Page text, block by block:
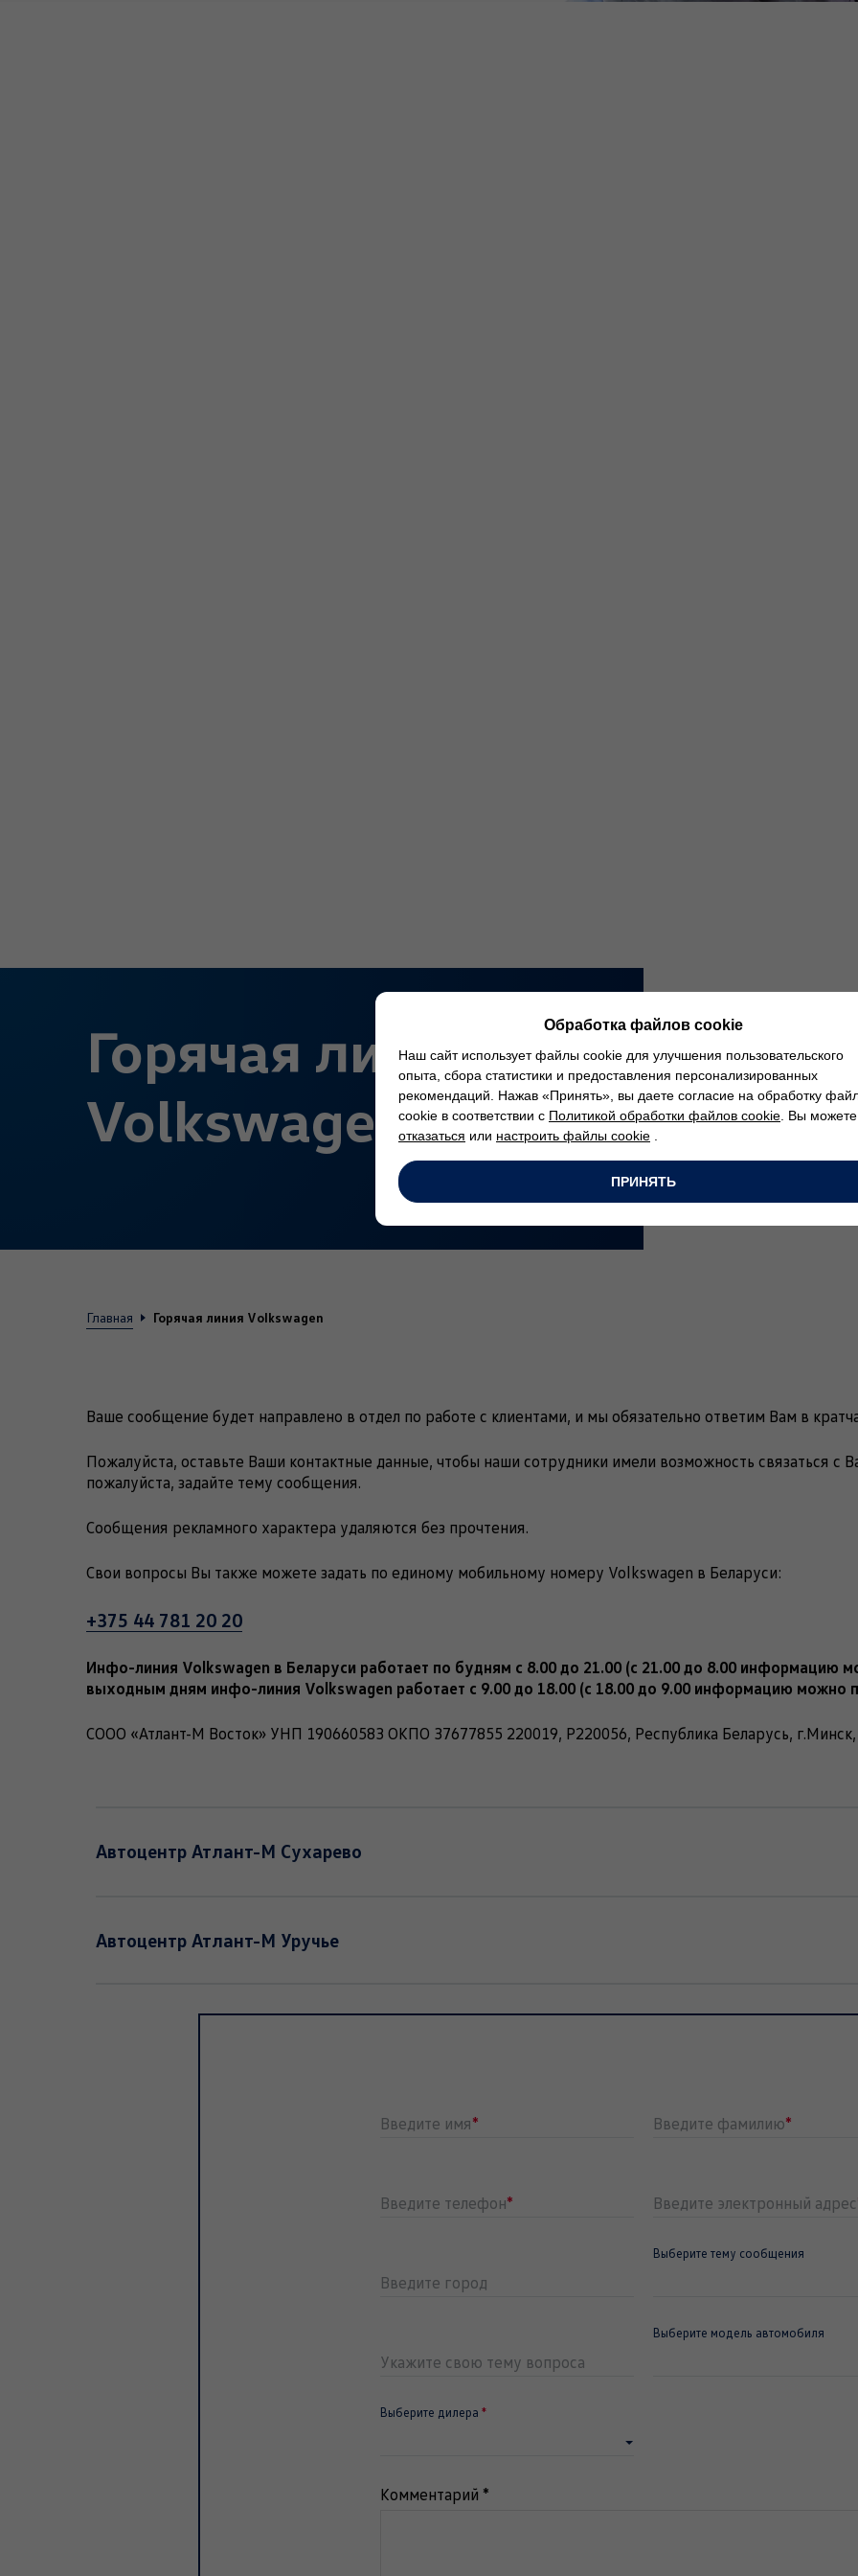
Горячая линия
Volkswagen
Главная Горячая линия Volkswagen
Ваше сообщение будет направлено в отдел по работе с клиентами, и мы обязательно ответим Вам в
Пожалуйста, оставьте Ваши контактные данные, чтобы наши сотрудники имели возможность связаться с
пожалуйста, задайте тему сообщения.
Сообщения рекламного характера удаляются без прочтения.
Свои вопросы Вы также можете задать по единому мобильному номеру Volkswagen в Беларуси:
+375 44 781 20 20
Инфо-линия Volkswagen в Беларуси работает по будням с 8.00 до 21.00 (с 21.00 до 8.00 информацию
выходным дням инфо-линия Volkswagen работает с 9.00 до 18.00 (с 18.00 до 9.00 информацию можно
СООО «Атлант-М Восток» УНП 190660583 ОКПО 37677855 220019, Р220056, Республика Беларусь,
Автоцентр Атлант-М Сухарево
Автоцентр Атлант-М Уручье
Введите имя* Введите фамилию*
Введите телефон* Введите электронный адрес
Введите город
Выберите тему сообщения
Укажите свою тему вопроса
Выберите модель автомобиля
Выберите дилера *
Комментарий *
Обработка файлов cookie
Наш сайт использует файлы cookie для улучшения пользовательского
опыта, сбора статистики и предоставления персонализированных
рекомендаций. Нажав «Принять», вы даете согласие на обработку
cookie в соответствии с Политикой обработки файлов cookie . Вы можете
отказаться или настроить файлы cookie
ПРИНЯТЬ